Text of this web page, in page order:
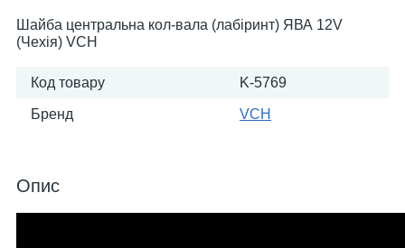
Шайба центральна кол-вала (лабіринт) ЯВА 12V
(Чехія) VCH
Код товару K-5769
Бренд VCH
Опис